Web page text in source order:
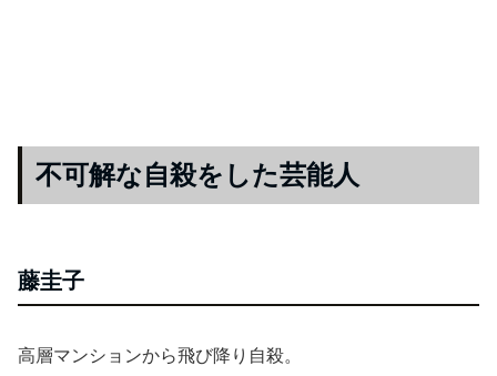
不可解な自殺をした芸能人
藤圭子
高層マンションから飛び降り自殺。